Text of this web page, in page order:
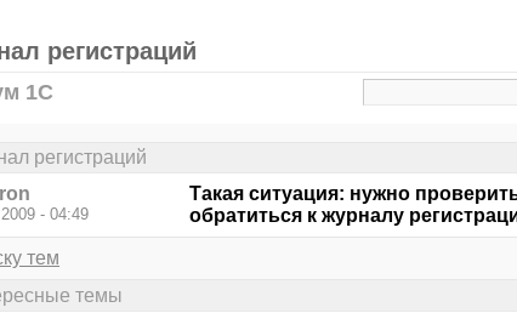
регистраций
1С
регистраций
- 04:49
Такая ситуация: нужно
обратиться к журналу
тем
темы